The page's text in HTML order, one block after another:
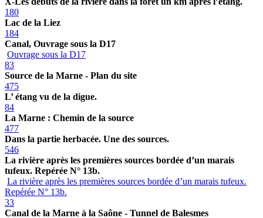
180
Lac de la Liez
184
Canal, Ouvrage sous la D17
Ouvrage sous la D17
83
Source de la Marne - Plan du site
475
L’ étang vu de la digue.
84
La Marne : Chemin de la source
477
Dans la partie herbacée. Une des sources.
546
La rivière après les premières sources bordée d’un marais
tufeux. Repérée N° 13b.
La rivière après les premières sources bordée d’un marais tufeux.
Repérée N° 13b.
33
Canal de la Marne à la Saône - Tunnel de Balesmes